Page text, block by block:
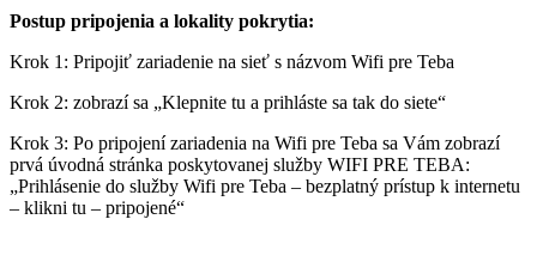
Postup pripojenia a lokality pokrytia:
Krok 1: Pripojiť zariadenie na sieť s názvom Wifi pre Teba
Krok 2: zobrazí sa „Klepnite tu a prihláste sa tak do siete“
Krok 3: Po pripojení zariadenia na Wifi pre Teba sa Vám zobrazí
prvá úvodná stránka poskytovanej služby WIFI PRE TEBA:
„Prihlásenie do služby Wifi pre Teba – bezplatný prístup k internetu
– klikni tu – pripojené“